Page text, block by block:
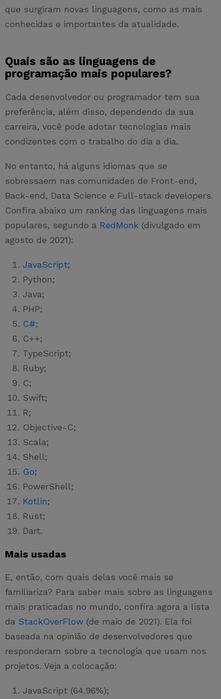
que surgiram novas linguagens, como as mais
conhecidas e importantes da atualidade.
Quais são as linguagens de
programação mais populares?
Cada desenvolvedor ou programador tem sua
preferência, além disso, dependendo da sua
carreira, você pode adotar tecnologias mais
condizentes com o trabalho do dia a dia.
No entanto, há alguns idiomas que se
sobressaem nas comunidades de Front-end,
Back-end, Data Science e Full-stack developers.
Confira abaixo um ranking das linguagens mais
populares, segundo a RedMonk (divulgado em
agosto de 2021):
JavaScript;
Python;
Java;
PHP;
C#;
C++;
TypeScript;
Ruby;
C;
Swift;
R;
Objective-C;
Scala;
Shell;
Go;
PowerShell;
Kotlin;
Rust;
Dart.
Mais usadas
E, então, com quais delas você mais se
familiariza? Para saber mais sobre as linguagens
mais praticadas no mundo, confira agora a lista
da StackOverFlow (de maio de 2021). Ela foi
baseada na opinião de desenvolvedores que
responderam sobre a tecnologia que usam nos
projetos. Veja a colocação:
JavaScript (64.96%);